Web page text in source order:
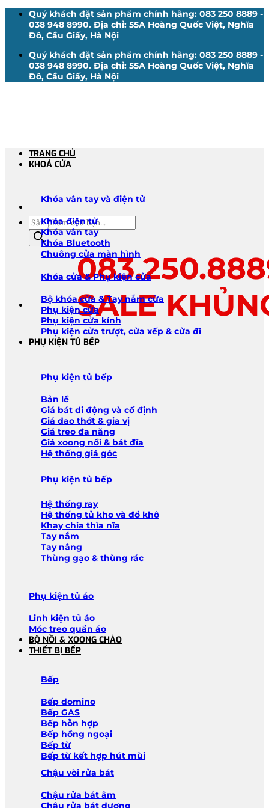
Quý khách đặt sản phẩm chính hãng: 083 250 8889 -
038 948 8990. Địa chỉ: 55A Hoàng Quốc Việt, Nghĩa
Đô, Cầu Giấy, Hà Nội
Quý khách đặt sản phẩm chính hãng: 083 250 8889 -
038 948 8990. Địa chỉ: 55A Hoàng Quốc Việt, Nghĩa
Đô, Cầu Giấy, Hà Nội
Tìm
kiếm
sản
phẩm
SALE
TRANG CHỦ
KHOÁ CỬA
Khóa vân tay và điện tử
Khóa điện tử
Khóa vân tay
Khóa Bluetooth
Chuông cửa màn hình
Khóa cửa & Phụ kiện cửa
Bộ khóa cửa & Tay nắm cửa
Phụ kiện cửa
Phụ kiện cửa kính
Phụ kiện cửa trượt, cửa xếp & cửa đi
PHỤ KIỆN TỦ BẾP
Phụ kiện tủ bếp
Bản lề
Giá bát di động và cố định
Giá dao thớt & gia vị
Giá treo đa năng
Giá xoong nồi & bát đĩa
Hệ thống giá góc
Phụ kiện tủ bếp
Hệ thống ray
Hệ thống tủ kho và đồ khô
Khay chia thìa nĩa
Tay nắm
Tay nâng
Thùng gạo & thùng rác
Phụ kiện tủ áo
Linh kiện tủ áo
Móc treo quần áo
BỘ NỒI & XOONG CHẢO
THIẾT BỊ BẾP
Bếp
Bếp domino
Bếp GAS
Bếp hỗn hợp
Bếp hồng ngoại
Bếp từ
Bếp từ kết hợp hút mùi
Chậu vòi rửa bát
Chậu rửa bát âm
Chậu rửa bát dương